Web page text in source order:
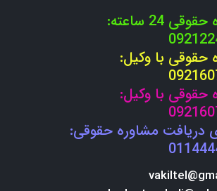
24 ساعته:
حقوقی با وکیل:
حقوقی با وکیل:
دریافت مشاوره حقوقی: